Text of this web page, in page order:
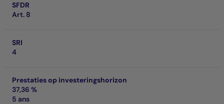
SFDR
Art. 8
SRI
4
Prestaties op investeringshorizon
37,36 %
5 ans